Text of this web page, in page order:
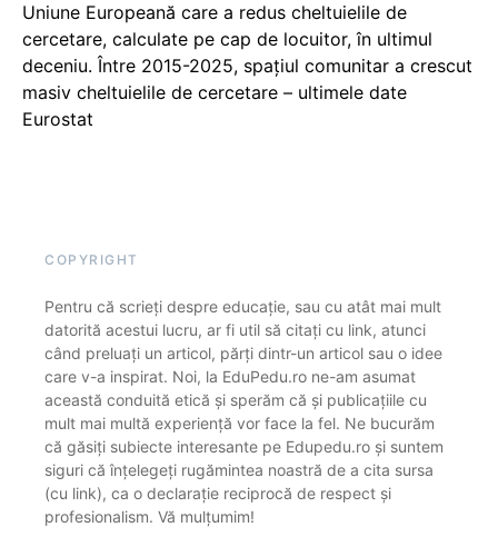
Uniune Europeană care a redus cheltuielile de
cercetare, calculate pe cap de locuitor, în ultimul
deceniu. Între 2015-2025, spațiul comunitar a crescut
masiv cheltuielile de cercetare – ultimele date
Eurostat
COPYRIGHT
Pentru că scrieți despre educație, sau cu atât mai mult
datorită acestui lucru, ar fi util să citați cu link, atunci
când preluați un articol, părți dintr-un articol sau o idee
care v-a inspirat. Noi, la EduPedu.ro ne-am asumat
această conduită etică și sperăm că și publicațiile cu
mult mai multă experiență vor face la fel. Ne bucurăm
că găsiți subiecte interesante pe Edupedu.ro și suntem
siguri că înțelegeți rugămintea noastră de a cita sursa
(cu link), ca o declarație reciprocă de respect și
profesionalism. Vă mulțumim!